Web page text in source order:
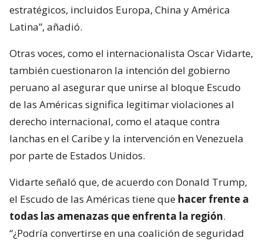
estratégicos, incluidos Europa, China y América
Latina”, añadió.
Otras voces, como el internacionalista Oscar Vidarte,
también cuestionaron la intención del gobierno
peruano al asegurar que unirse al bloque Escudo
de las Américas significa legitimar violaciones al
derecho internacional, como el ataque contra
lanchas en el Caribe y la intervención en Venezuela
por parte de Estados Unidos.
Vidarte señaló que, de acuerdo con Donald Trump,
el Escudo de las Américas tiene que hacer frente a
todas las amenazas que enfrenta la región.
“¿Podría convertirse en una coalición de seguridad